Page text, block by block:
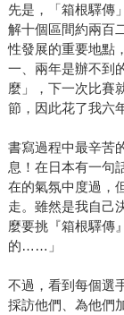
先是，「箱根驛傳
解十個區間約兩百
性發展的重要地點
一、兩年是辦不到
麼」，下一次比賽
節，因此花了我六
書寫過程中最辛苦
息！在日本有一句
在的氣氛中度過，
走。雖然是我自己
麼要挑『箱根驛傳
的……」
不過，看到每個選
採訪他們、為他們